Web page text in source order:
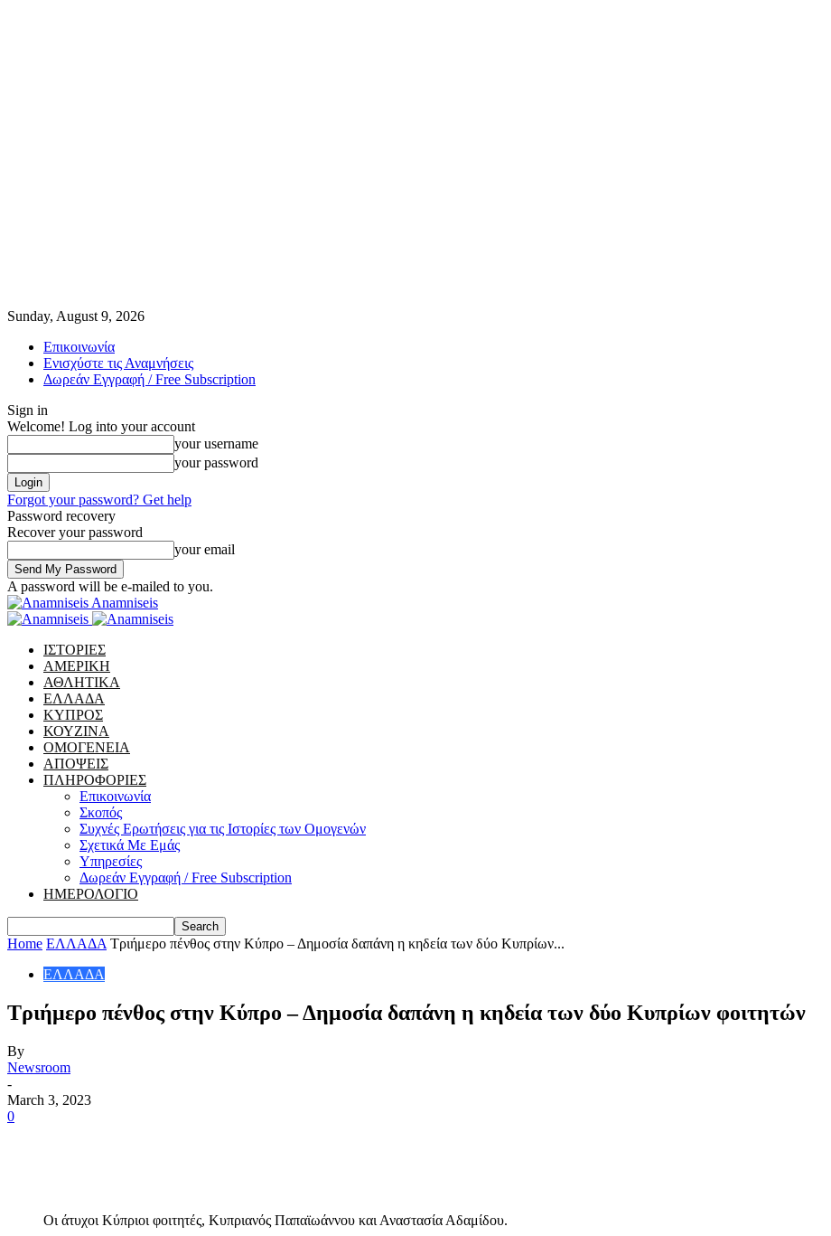
Sunday, August 9, 2026
Επικοινωνία
Ενισχύστε τις Αναμνήσεις
Δωρεάν Εγγραφή / Free Subscription
Sign in
Welcome! Log into your account
your username
your password
Forgot your password? Get help
Password recovery
Recover your password
your email
A password will be e-mailed to you.
Anamniseis
ΙΣΤΟΡΙΕΣ
ΑΜΕΡΙΚΗ
ΑΘΛΗΤΙΚΑ
ΕΛΛΑΔΑ
ΚΥΠΡΟΣ
ΚΟΥΖΙΝΑ
ΟΜΟΓΕΝΕΙΑ
ΑΠΟΨΕΙΣ
ΠΛΗΡΟΦΟΡΙΕΣ
Επικοινωνία
Σκοπός
Συχνές Ερωτήσεις για τις Ιστορίες των Ομογενών
Σχετικά Με Εμάς
Υπηρεσίες
Δωρεάν Εγγραφή / Free Subscription
ΗΜΕΡΟΛΟΓΙΟ
Home ΕΛΛΑΔΑ Τριήμερο πένθος στην Κύπρο – Δημοσία δαπάνη η κηδεία των δύο Κυπρίων...
ΕΛΛΑΔΑ
Τριήμερο πένθος στην Κύπρο – Δημοσία δαπάνη η κηδεία των δύο Κυπρίων φοιτητών
By
Newsroom
-
March 3, 2023
0
Οι άτυχοι Κύπριοι φοιτητές, Κυπριανός Παπαϊωάννου και Αναστασία Αδαμίδου.